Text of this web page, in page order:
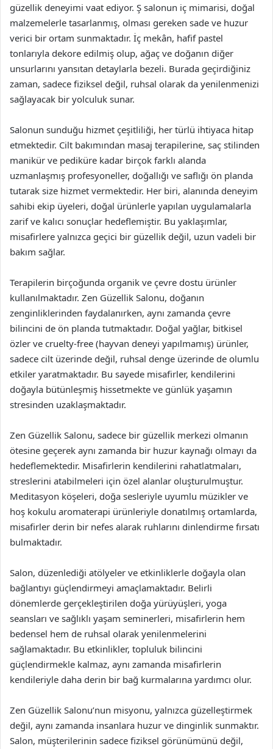
güzellik deneyimi vaat ediyor. Ş salonun iç mimarisi, doğal
malzemelerle tasarlanmış, olması gereken sade ve huzur
verici bir ortam sunmaktadır. İç mekân, hafif pastel
tonlarıyla dekore edilmiş olup, ağaç ve doğanın diğer
unsurlarını yansıtan detaylarla bezeli. Burada geçirdiğiniz
zaman, sadece fiziksel değil, ruhsal olarak da yenilenmenizi
sağlayacak bir yolculuk sunar.
Salonun sunduğu hizmet çeşitliliği, her türlü ihtiyaca hitap
etmektedir. Cilt bakımından masaj terapilerine, saç stilinden
manikür ve pediküre kadar birçok farklı alanda
uzmanlaşmış profesyoneller, doğallığı ve saflığı ön planda
tutarak size hizmet vermektedir. Her biri, alanında deneyim
sahibi ekip üyeleri, doğal ürünlerle yapılan uygulamalarla
zarif ve kalıcı sonuçlar hedeflemiştir. Bu yaklaşımlar,
misafirlere yalnızca geçici bir güzellik değil, uzun vadeli bir
bakım sağlar.
Terapilerin birçoğunda organik ve çevre dostu ürünler
kullanılmaktadır. Zen Güzellik Salonu, doğanın
zenginliklerinden faydalanırken, aynı zamanda çevre
bilincini de ön planda tutmaktadır. Doğal yağlar, bitkisel
özler ve cruelty-free (hayvan deneyi yapılmamış) ürünler,
sadece cilt üzerinde değil, ruhsal denge üzerinde de olumlu
etkiler yaratmaktadır. Bu sayede misafirler, kendilerini
doğayla bütünleşmiş hissetmekte ve günlük yaşamın
stresinden uzaklaşmaktadır.
Zen Güzellik Salonu, sadece bir güzellik merkezi olmanın
ötesine geçerek aynı zamanda bir huzur kaynağı olmayı da
hedeflemektedir. Misafirlerin kendilerini rahatlatmaları,
streslerini atabilmeleri için özel alanlar oluşturulmuştur.
Meditasyon köşeleri, doğa sesleriyle uyumlu müzikler ve
hoş kokulu aromaterapi ürünleriyle donatılmış ortamlarda,
misafirler derin bir nefes alarak ruhlarını dinlendirme fırsatı
bulmaktadır.
Salon, düzenlediği atölyeler ve etkinliklerle doğayla olan
bağlantıyı güçlendirmeyi amaçlamaktadır. Belirli
dönemlerde gerçekleştirilen doğa yürüyüşleri, yoga
seansları ve sağlıklı yaşam seminerleri, misafirlerin hem
bedensel hem de ruhsal olarak yenilenmelerini
sağlamaktadır. Bu etkinlikler, topluluk bilincini
güçlendirmekle kalmaz, aynı zamanda misafirlerin
kendileriyle daha derin bir bağ kurmalarına yardımcı olur.
Zen Güzellik Salonu’nun misyonu, yalnızca güzelleştirmek
değil, aynı zamanda insanlara huzur ve dinginlik sunmaktır.
Salon, müşterilerinin sadece fiziksel görünümünü değil,